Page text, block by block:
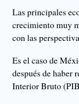
Las principales
crecimiento muy
con las
Es el caso de
después de haber
Interior Bruto